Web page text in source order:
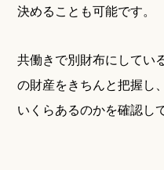
決めることも可能です。
共働きで別財布にしてい
の財産をきちんと把握し
いくらあるのかを確認し